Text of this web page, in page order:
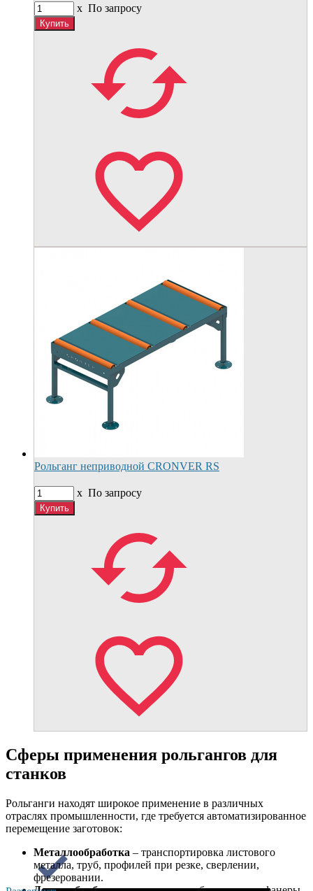
x По запросу
Рольганг неприводной CRONVER RS
x По запросу
Сферы применения рольгангов для
станков
Рольганги находят широкое применение в различных
отраслях промышленности, где требуется автоматизированное
перемещение заготовок:
Металлообработка – транспортировка листового
металла, труб, профилей при резке, сверлении,
фрезеровании.